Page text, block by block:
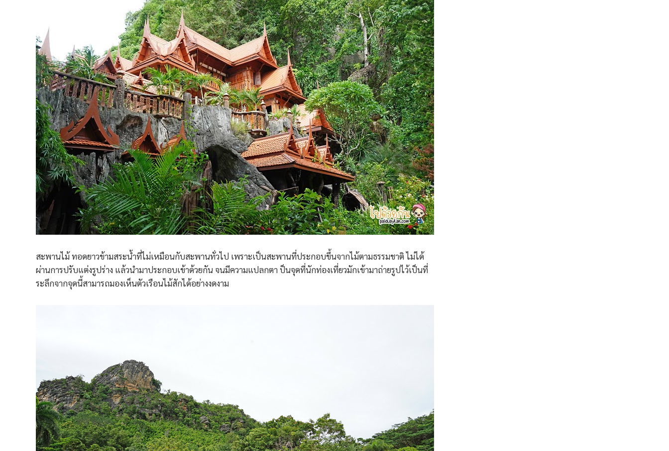
สะพานไม้ ทอดยาวข้ามสระน้ำที่ไม่เหมือนกับสะพานทั่วไป เพราะเป็นสะพานที่ประกอบขึ้นจากไม้ตามธรรมชาติ ไม่ได้
ผ่านการปรับแต่งรูปร่าง แล้วนำมาประกอบเข้าด้วยกัน จนมีความแปลกตา ป็นจุดที่นักท่องเที่ยวมักเข้ามาถ่ายรูปไว้เป็นที่
ระลึกจากจุดนี้สามารถมองเห็นตัวเรือนไม้สักได้อย่างงดงาม